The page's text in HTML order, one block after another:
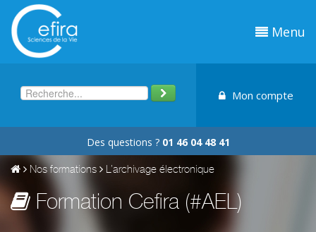
Menu
Mon compte
Des questions ? 01 46 04 48 41
Nos formations L’archivage électronique
Formation Cefira (#AEL)